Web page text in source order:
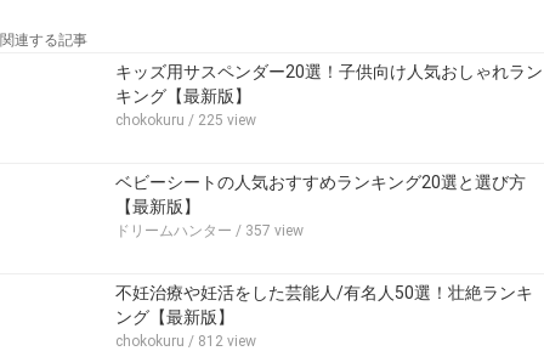
関連する記事
キッズ用サスペンダー20選！子供向け人気おしゃれラン
キング【最新版】
chokokuru / 225 view
ベビーシートの人気おすすめランキング20選と選び方
【最新版】
ドリームハンター / 357 view
不妊治療や妊活をした芸能人/有名人50選！壮絶ランキ
ング【最新版】
chokokuru / 812 view